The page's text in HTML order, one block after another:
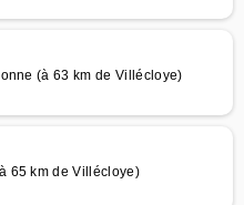
(à 63 km de Villécloye)
65 km de Villécloye)